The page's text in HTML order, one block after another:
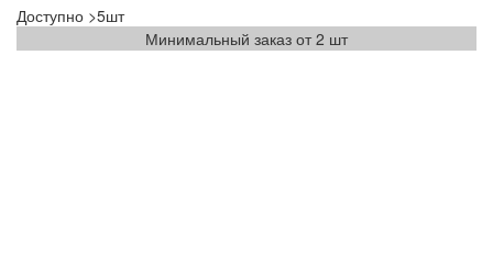
Доступно >5шт
Минимальный заказ от 2 шт